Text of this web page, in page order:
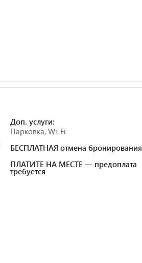
Доп. услуги:
Парковка, Wi-Fi
БЕСПЛАТНАЯ отмена бронирования
ПЛАТИТЕ НА МЕСТЕ — предоплата
требуется